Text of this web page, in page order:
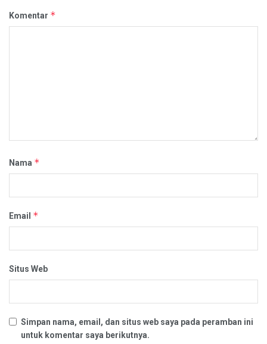
Komentar *
Nama *
Email *
Situs Web
Simpan nama, email, dan situs web saya pada peramban ini
untuk komentar saya berikutnya.